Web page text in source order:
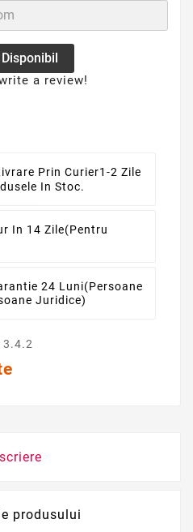
a review!
Prin Curier1-2 Zile
In Stoc.
In 14 Zile(pentru
24 Luni(persoane
Juridice)
produsului